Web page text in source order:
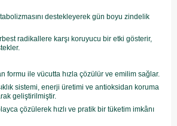
destekleyerek gün boyu zindelik
radikallere karşı koruyucu bir etki gösterir,
formu ile vücutta hızla çözülür ve emilim sağlar.
sistemi, enerji üretimi ve antioksidan koruma
geliştirilmiştir.
çözülerek hızlı ve pratik bir tüketim imkânı